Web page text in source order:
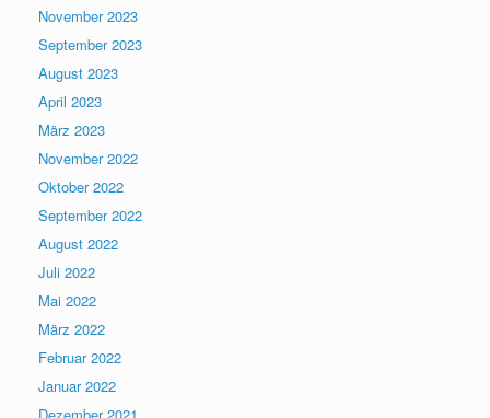
November 2023
September 2023
August 2023
April 2023
März 2023
November 2022
Oktober 2022
September 2022
August 2022
Juli 2022
Mai 2022
März 2022
Februar 2022
Januar 2022
Dezember 2021